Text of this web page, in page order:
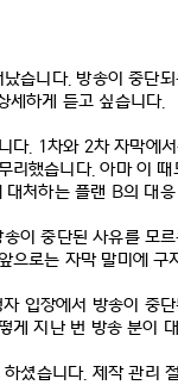
습니다. 방송이 중단
세하게 듣고 싶습니다.
다. 1차와2차 자막에
리했습니다.아마 이 때
처하는 플랜 B의 대
이 중단된 사유를 모
으로는 자막 말미에 구
자 입장에서 방송이 중단
게 지난 번 방송 분이
셨습니다. 제작 관리